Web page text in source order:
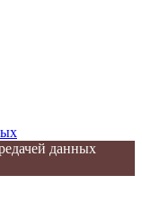
данных